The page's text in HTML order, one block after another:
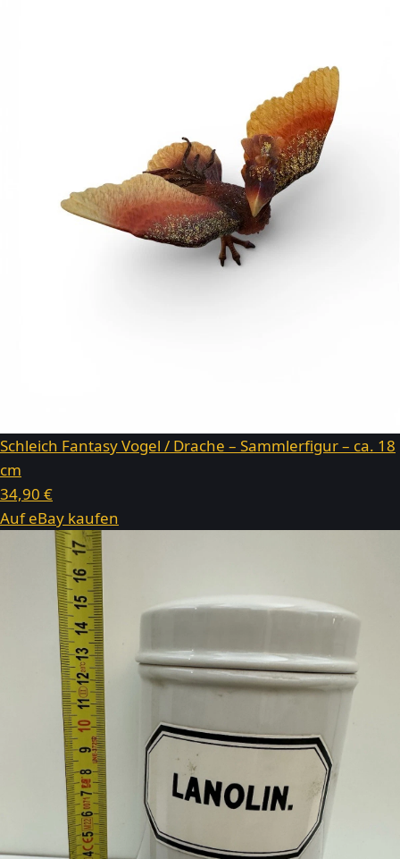
Schleich Fantasy Vogel / Drache – Sammlerfigur – ca. 18
cm
34,90 €
Auf eBay kaufen